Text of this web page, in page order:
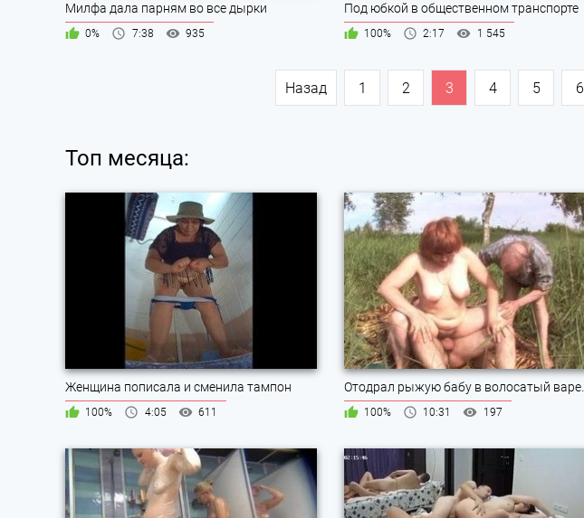
Милфа дала парням во все дырки
0% 7:38 935
Под юбкой в общественном транспорте
100% 2:17 1 545
Назад 1 2 3 4 5 6
Топ месяца:
Женщина пописала и сменила тампон
100% 4:05 611
Отодрал рыжую бабу в волосатый вареник
100% 10:31 197